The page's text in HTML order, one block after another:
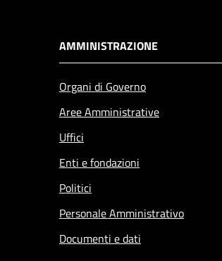
AMMINISTRAZIONE
Organi di Governo
Aree Amministrative
Uffici
Enti e fondazioni
Politici
Personale Amministrativo
Documenti e dati